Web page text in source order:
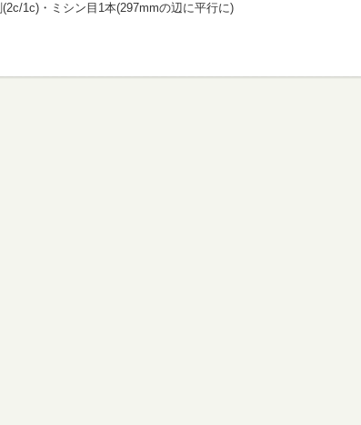
1c)・ミシン目1本(297mmの辺に平行に)